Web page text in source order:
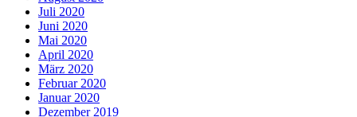
Juli 2020
Juni 2020
Mai 2020
April 2020
März 2020
Februar 2020
Januar 2020
Dezember 2019